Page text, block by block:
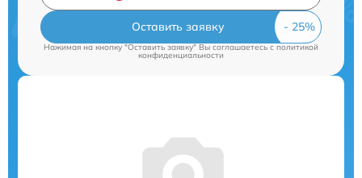
Оставить заявку
Нажимая на кнопку "Оставить заявку" Вы соглашаетесь cполитикой
конфиденциальности